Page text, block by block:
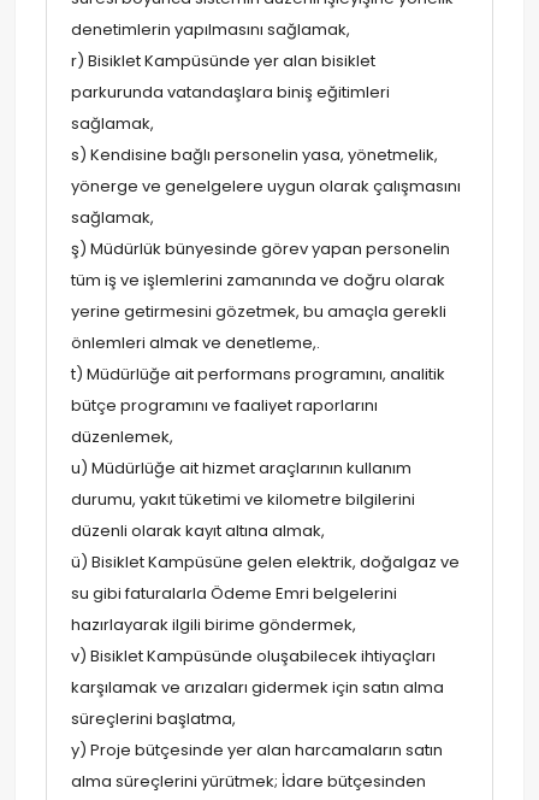
denetimlerin yapılmasını sağlamak,
r) Bisiklet Kampüsünde yer alan bisiklet
parkurunda vatandaşlara biniş eğitimleri
sağlamak,
s) Kendisine bağlı personelin yasa, yönetmelik,
yönerge ve genelgelere uygun olarak çalışmasını
sağlamak,
ş) Müdürlük bünyesinde görev yapan personelin
tüm iş ve işlemlerini zamanında ve doğru olarak
yerine getirmesini gözetmek, bu amaçla gerekli
önlemleri almak ve denetleme,.
t) Müdürlüğe ait performans programını, analitik
bütçe programını ve faaliyet raporlarını
düzenlemek,
u) Müdürlüğe ait hizmet araçlarının kullanım
durumu, yakıt tüketimi ve kilometre bilgilerini
düzenli olarak kayıt altına almak,
ü) Bisiklet Kampüsüne gelen elektrik, doğalgaz ve
su gibi faturalarla Ödeme Emri belgelerini
hazırlayarak ilgili birime göndermek,
v) Bisiklet Kampüsünde oluşabilecek ihtiyaçları
karşılamak ve arızaları gidermek için satın alma
süreçlerini başlatma,
y) Proje bütçesinde yer alan harcamaların satın
alma süreçlerini yürütmek; İdare bütçesinden